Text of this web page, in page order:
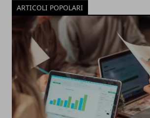
ARTICOLI POPOLARI